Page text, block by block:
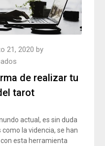
de realizar tu
tarot
21, 2020 by
actual, es sin duda
la videncia, se han
esta herramienta